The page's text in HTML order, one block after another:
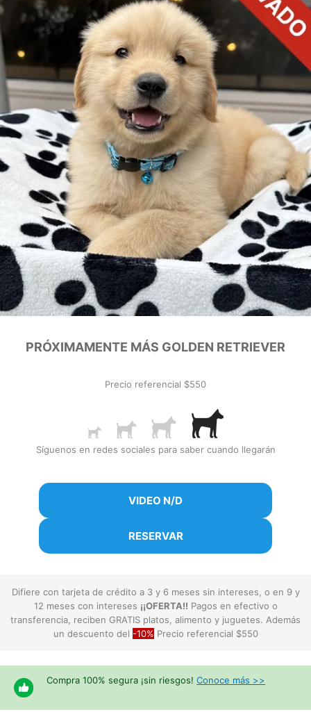
NO DISPONIBLE
PRÓXIMAMENTE MÁS GOLDEN RETRIEVER
Precio referencial $550
Síguenos en redes sociales para saber cuando llegarán
VIDEO N/D
RESERVAR
Difiere con tarjeta de crédito a 3 y 6 meses sin intereses, o en 9 y
12 meses con intereses ¡¡OFERTA!! Pagos en efectivo o
transferencia, reciben GRATIS platos, alimento y juguetes. Además
un descuento del -10% Precio referencial $550
Compra 100% segura ¡sin riesgos!Conoce más >>